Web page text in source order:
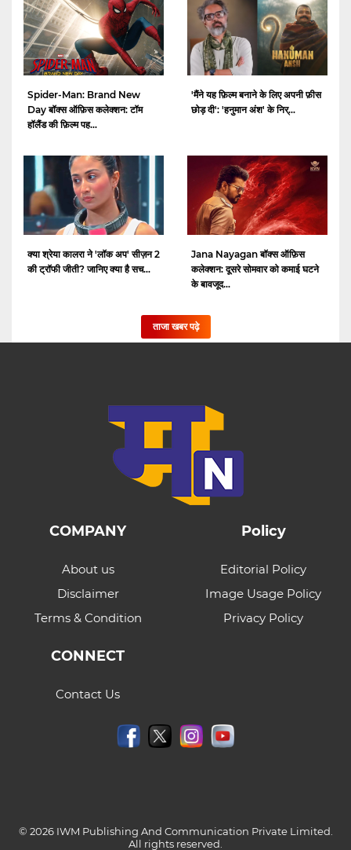
Spider-Man: Brand New
Day बॉक्स ऑफ़िस कलेक्शन: टॉम
हॉलैंड की फ़िल्म पह...
'मैंने यह फ़िल्म बनाने के लिए अपनी फ़ीस
छोड़ दी': 'हनुमान अंश' के निर्...
क्या श्रेया कालरा ने 'लॉक अप' सीज़न 2
की ट्रॉफी जीती? जानिए क्या है सच...
Jana Nayagan बॉक्स ऑफ़िस
कलेक्शन: दूसरे सोमवार को कमाई घटने
के बावजूद...
ताजा खबर पढ़े
COMPANY
About us
Disclaimer
Terms & Condition
Policy
Editorial Policy
Image Usage Policy
Privacy Policy
CONNECT
Contact Us
© 2026 IWM Publishing And Communication Private Limited.
All rights reserved.